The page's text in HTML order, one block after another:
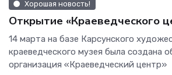
Хорошая новость!
Открытие «Краеведческого
14 марта на базе Карсунского
краеведческого музея была создана
организация «Краеведческий центр»